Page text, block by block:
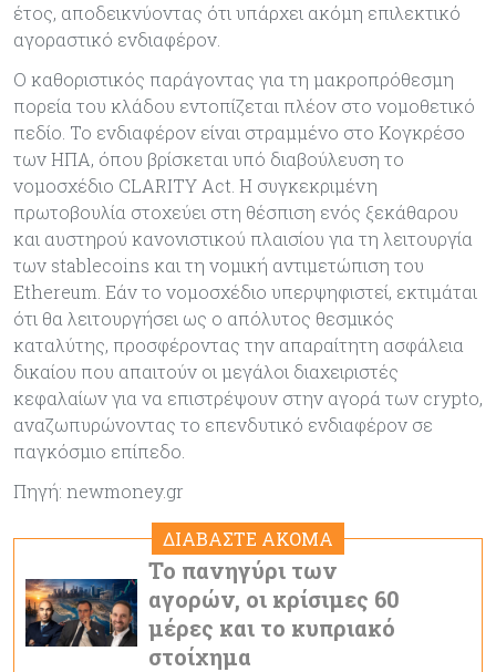
έτος, αποδεικνύοντας ότι υπάρχει ακόμη επιλεκτικό
αγοραστικό ενδιαφέρον.
Ο καθοριστικός παράγοντας για τη μακροπρόθεσμη
πορεία του κλάδου εντοπίζεται πλέον στο νομοθετικό
πεδίο. Το ενδιαφέρον είναι στραμμένο στο Κογκρέσο
των ΗΠΑ, όπου βρίσκεται υπό διαβούλευση το
νομοσχέδιο CLARITY Act. Η συγκεκριμένη
πρωτοβουλία στοχεύει στη θέσπιση ενός ξεκάθαρου
και αυστηρού κανονιστικού πλαισίου για τη λειτουργία
των stablecoins και τη νομική αντιμετώπιση του
Ethereum. Εάν το νομοσχέδιο υπερψηφιστεί, εκτιμάται
ότι θα λειτουργήσει ως ο απόλυτος θεσμικός
καταλύτης, προσφέροντας την απαραίτητη ασφάλεια
δικαίου που απαιτούν οι μεγάλοι διαχειριστές
κεφαλαίων για να επιστρέψουν στην αγορά των crypto,
αναζωπυρώνοντας το επενδυτικό ενδιαφέρον σε
παγκόσμιο επίπεδο.
Πηγή: newmoney.gr
ΔΙΑΒΑΣΤΕ ΑΚΟΜΑ
Το πανηγύρι των
αγορών, οι κρίσιμες 60
μέρες και το κυπριακό
στοίχημα